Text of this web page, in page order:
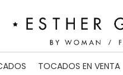
TOCADOS EN VENTA